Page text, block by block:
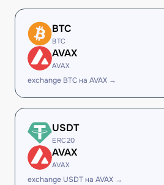
BTC
BTC
AVAX
AVAX
exchange BTC на AVAX →
USDT
ERC20
AVAX
AVAX
exchange USDT на AVAX →